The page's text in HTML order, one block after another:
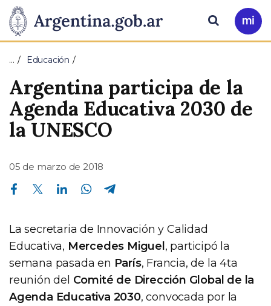
Presidencia
de
Nación
Pasar al contenido principal
Ir
a
Buscar
… Educación
Argentina participa de la
Agenda Educativa 2030 de
la UNESCO
05 de marzo de 2018
Compartir en Facebook Compartir en Twitter Compartir en Linkedin Compartir en Whatsapp
La secretaria de Innovación y Calidad
Educativa, Mercedes Miguel , participó la
semana pasada en París, Francia, de la 4ta
reunión del Comité de Dirección Global de la
Agenda Educativa 2030, convocada por la